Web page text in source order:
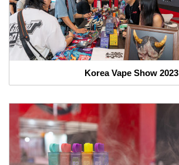
Korea Vape Show 2023